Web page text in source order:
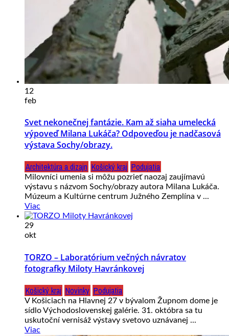
12
feb
Svet nekonečnej fantázie. Kam až siaha umelecká
výpoveď Milana Lukáča? Odpoveďou je nadčasová
výstava Sochy/obrazy.
Architektúra a dizajn Košický kraj Podujatia
Milovníci umenia si môžu pozrieť naozaj zaujímavú
výstavu s názvom Sochy/obrazy autora Milana Lukáča.
Múzeum a Kultúrne centrum Južného Zemplína v ...
Viac
29
okt
TORZO – Laboratórium večných návratov
fotografky Miloty Havránkovej
Košický kraj Novinky Podujatia
V Košiciach na Hlavnej 27 v bývalom Župnom dome je
sídlo Východoslovenskej galérie. 31. októbra sa tu
uskutoční vernisáž výstavy svetovo uznávanej ...
Viac